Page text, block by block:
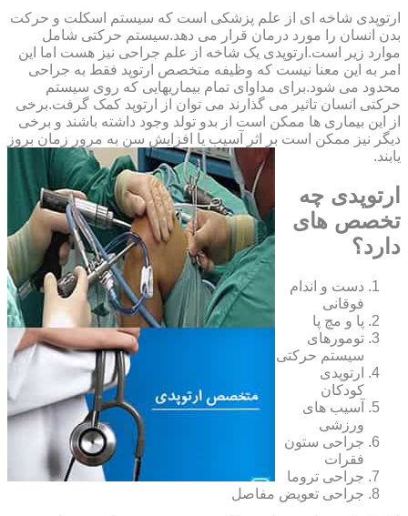
ارتوپدی شاخه ای از علم پزشکی است که سیستم اسکلت و حرکت
بدن انسان را مورد درمان قرار می دهد.سیستم حرکتی شامل
موارد زیر است.ارتوپدی یک شاخه از علم جراحی نیز هست اما این
امر به این معنا نیست که وظیفه متخصص ارتوپد فقط به جراحی
محدود می شود.برای مداوای تمام بیماریهایی که روی سیستم
حرکتی انسان تاثیر می گذارند می توان از ارتوپد کمک گرفت.برخی
از این بیماری ها ممکن است از بدو تولد وجود داشته باشند و برخی
دیگر نیز ممکن است بر اثر آسیب یا افزایش سن به مرور زمان بروز
یابند.
ارتوپدی چه
تخصص های
دارد؟
دست و اندام
فوقانی
پا و مچ پا
تومورهای
سیستم حرکتی
ارتوپدی
کودکان
آسیب های
ورزشی
جراحی ستون
فقرات
جراحی تروما
جراحی تعویض مفاصل